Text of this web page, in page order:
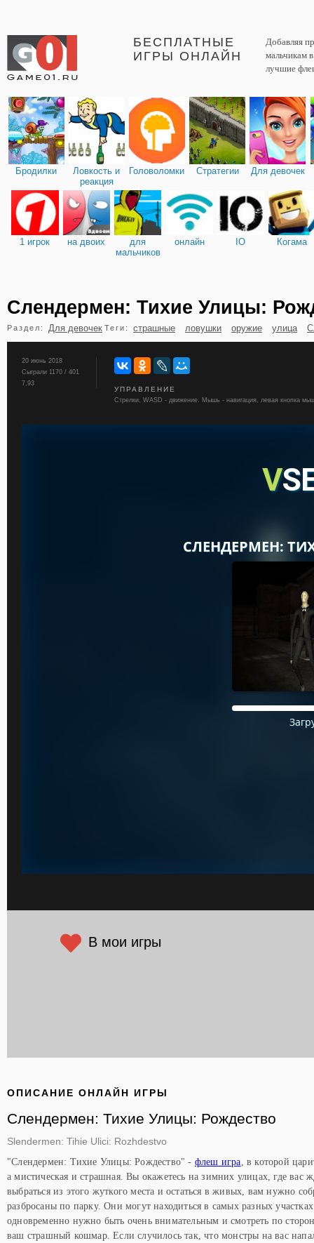
БЕСПЛАТНЫЕ
ИГРЫ ОНЛАЙН
Добавляя
мальчикам
лучшие
Бродилки
Ловкость и
реакция
Головоломки Стратегии Для девочек
1 игрок на двоих
для
мальчиков
онлайн IO Когама
бильярд карты
Слендермен: Тихие Улицы:
Раздел: Для девочек Теги: страшные ловушки оружие улица
20 июнь 2018
Сыграли 1170 / 401
7,93
УПРАВЛЕНИЕ
Стрелки, WASD - движение. Мышь - навигация, левая кнопка
В мои игры
ОПИСАНИЕ ОНЛАЙН ИГРЫ
Слендермен: Тихие Улицы: Рождество
Slendermen: Tihie Ulici: Rozhdestvo
"Слендермен: Тихие Улицы: Рождество" - флеш игра , в которой
а мистическая и страшная. Вы окажетесь на зимних улицах, где вас
выбраться из этого жуткого места и остаться в живых, вам нужно
разбросаны по парку. Они могут находиться в самых разных
одновременно нужно быть очень внимательным и смотреть по
ваш страшный кошмар. Если случилось так, что монстры на вас